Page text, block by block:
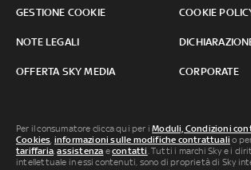
GESTIONE COOKIE COOKIE
NOTE LEGALI
OFFERTA SKY MEDIA CORPORATE
Per il consumatore clicca qui per iModuli, Condizioni
Cookies informazioni sulle modifiche contrattuali o
tariffaria ,assistenza econtatti . Tutti i marchi Sky e i
intellettuale in essi contenuti, sono di proprietà di Sky